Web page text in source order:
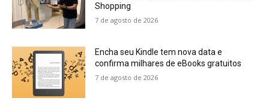
Shopping
7 de agosto de 2026
Encha seu Kindle tem nova data e
confirma milhares de eBooks gratuitos
7 de agosto de 2026